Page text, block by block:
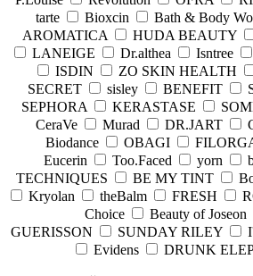
tarte
Bioxcin Bath & Body
AROMATICA
HUDA BEAUTY
LANEIGE
Dr.althea Isntree
ISDIN
ZO SKIN HEALTH
SECRET
sisley BENEFIT
SEPHORA
KERASTASE
CeraVe
Murad DR.JART
Biodance
OBAGI
Eucerin
Too.Faced yorn
TECHNIQUES
BE MY TINT
Kryolan
theBalm FRESH
Choice
Beauty of Joseon
GUERISSON
SUNDAY RILEY
Evidens
DRUNK